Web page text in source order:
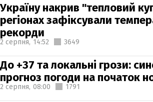
Україну накрив "тепловий
регіонах зафіксували
рекорди
2 серпня, 14:52 3649
До +37 та локальні грози:
прогноз погоди на початок
2 серпня, 08:00 1791